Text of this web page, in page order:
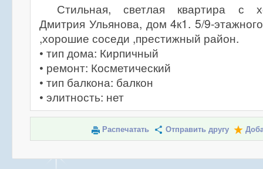
Стильная, светлая квартира с
Дмитрия Ульянова, дом 4к1. 5/9-
,хорошие соседи ,престижный район.
• тип дома: Кирпичный
• ремонт: Косметический
• тип балкона: балкон
• элитность: нет
Распечатать Отправить другу